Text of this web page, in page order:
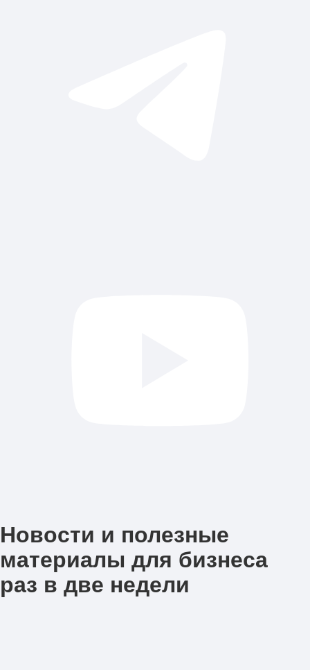
Новости и полезные
материалы для бизнеса
раз в две недели